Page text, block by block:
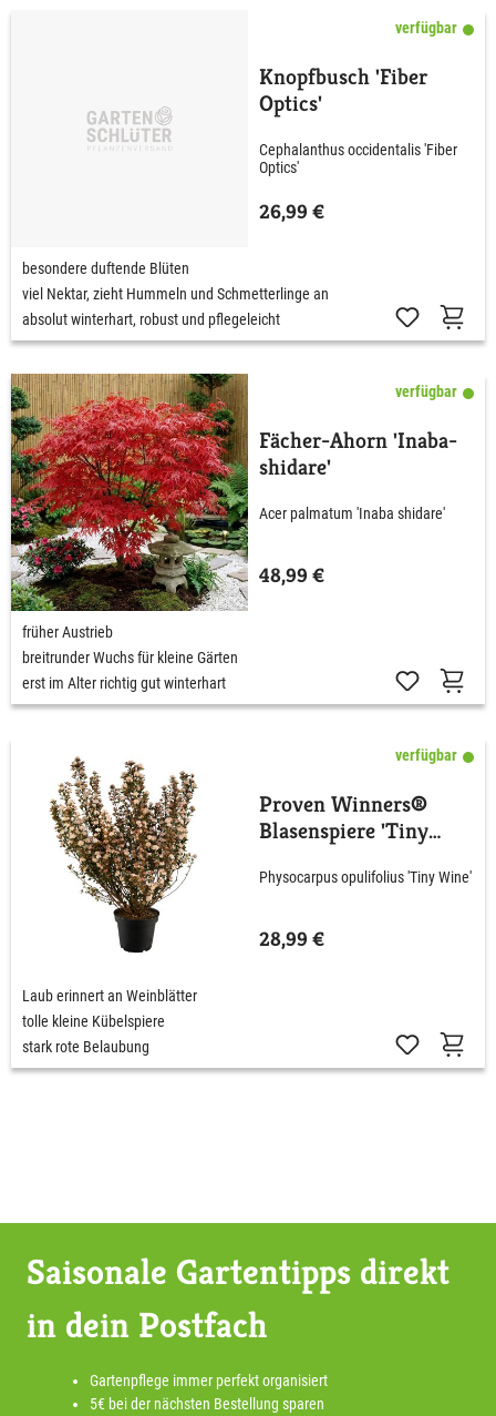
verfügbar
Knopfbusch 'Fiber
Optics'
Cephalanthus occidentalis 'Fiber
Optics'
26,99 €
besondere duftende Blüten
viel Nektar, zieht Hummeln und Schmetterlinge an
absolut winterhart, robust und pflegeleicht
verfügbar
Fächer-Ahorn 'Inaba-
shidare'
Acer palmatum 'Inaba shidare'
48,99 €
früher Austrieb
breitrunder Wuchs für kleine Gärten
erst im Alter richtig gut winterhart
verfügbar
Proven Winners®
Blasenspiere 'Tiny
Physocarpus opulifolius 'Tiny Wine'
28,99 €
Laub erinnert an Weinblätter
tolle kleine Kübelspiere
stark rote Belaubung
Saisonale Gartentipps direkt
in dein Postfach
Gartenpflege immer perfekt organisiert
5€ bei der nächsten Bestellung sparen